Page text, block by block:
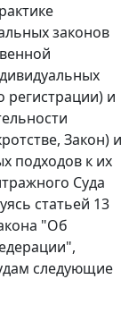
законов
регистрации) и
Закон) и
подходов к их
Суда
статьей 13
"Об
следующие